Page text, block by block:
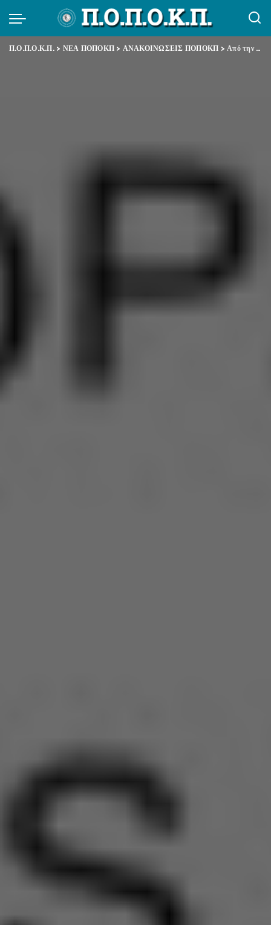
Π.Ο.Π.Ο.Κ.Π.> ΝΕΑ ΠΟΠΟΚΠ > ΑΝΑΚΟΙΝΩΣΕΙΣ ΠΟΠΟΚΠ >Από την παρέμβαση του Προέδρου της Ομοσπονδίας στην Επιτροπή Κοινοβουλευτικού Ελέγχου της Βουλής για τον ΕΟΠΥΥ